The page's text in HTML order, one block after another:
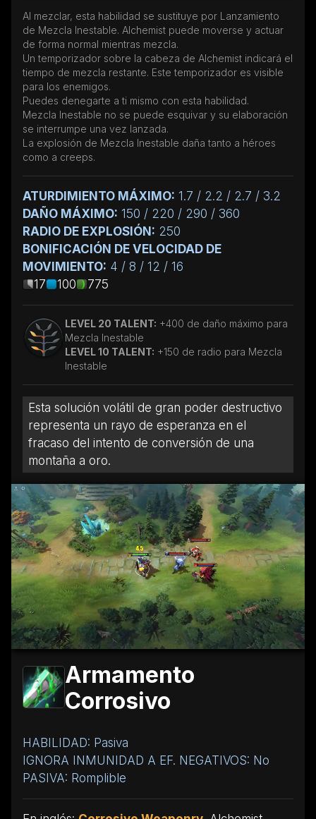
Al mezclar, esta habilidad se sustituye por Lanzamiento
de Mezcla Inestable. Alchemist puede moverse y actuar
de forma normal mientras mezcla.
Un temporizador sobre la cabeza de Alchemist indicará el
tiempo de mezcla restante. Este temporizador es visible
para los enemigos.
Puedes denegarte a ti mismo con esta habilidad.
Mezcla Inestable no se puede esquivar y su elaboración
se interrumpe una vez lanzada.
La explosión de Mezcla Inestable daña tanto a héroes
como a creeps.
ATURDIMIENTO MÁXIMO: 1.7 / 2.2 / 2.7 / 3.2
DAÑO MÁXIMO: 150 / 220 / 290 / 360
RADIO DE EXPLOSIÓN: 250
BONIFICACIÓN DE VELOCIDAD DE
MOVIMIENTO: 4 / 8 / 12 / 16
17
100 775
LEVEL 20 TALENT: +400 de daño máximo para
Mezcla Inestable
LEVEL 10 TALENT: +150 de radio para Mezcla
Inestable
Esta solución volátil de gran poder destructivo
representa un rayo de esperanza en el
fracaso del intento de conversión de una
montaña a oro.
Armamento
Corrosivo
HABILIDAD: Pasiva
IGNORA INMUNIDAD A EF. NEGATIVOS: No
PASIVA: Romplible